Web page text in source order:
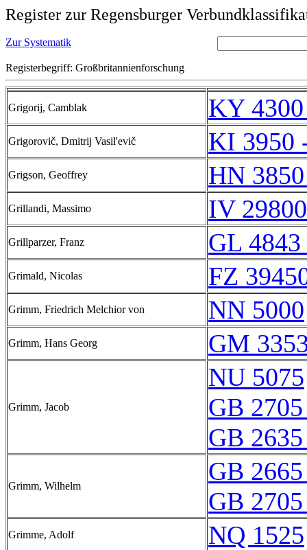
Register zur Regensburger
Zur Systematik
Registerbegriff: Großbritannienforschung
Grigorij, Camblak KY
Grigorovič, Dmitrij Vasil'evič KI 3950
Grigson, Geoffrey HN
Grillandi, Massimo IV
Grillparzer, Franz GL
Grimald, Nicolas FZ
Grimm, Friedrich Melchior von NN 5000
Grimm, Hans Georg GM
Grimm, Jacob
NU 5075
GB
GB
Grimm, Wilhelm
GB
GB
Grimme, Adolf NQ 1525